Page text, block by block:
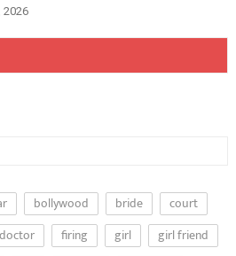
2026
bollywood bride
court
doctor firing girl
girl friend